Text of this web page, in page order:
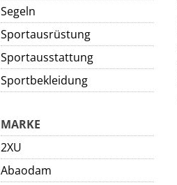
Segeln
Sportausrüstung
Sportausstattung
Sportbekleidung
MARKE
2XU
Abaodam